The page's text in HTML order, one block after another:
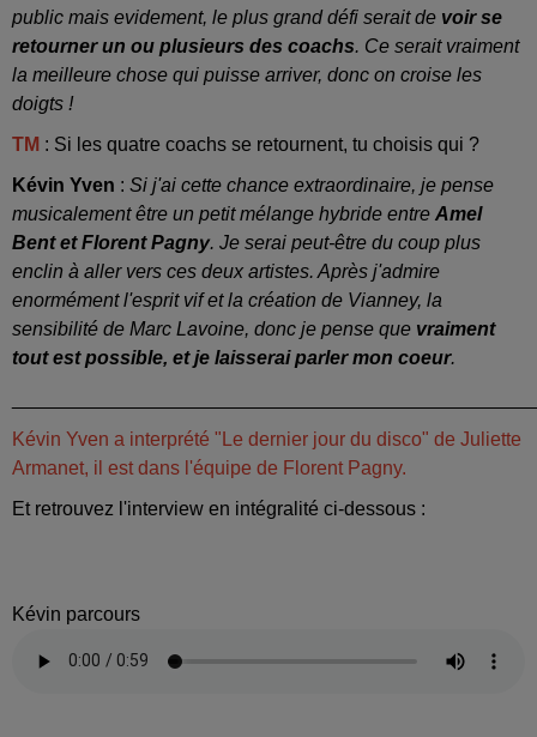
public mais evidement, le plus grand défi serait de voir se
retourner un ou plusieurs des coachs. Ce serait vraiment
la meilleure chose qui puisse arriver, donc on croise les
doigts !
TM : Si les quatre coachs se retournent, tu choisis qui ?
Kévin Yven : Si j'ai cette chance extraordinaire, je pense
musicalement être un petit mélange hybride entre Amel
Bent et Florent Pagny. Je serai peut-être du coup plus
enclin à aller vers ces deux artistes. Après j'admire
enormément l'esprit vif et la création de Vianney, la
sensibilité de Marc Lavoine, donc je pense que vraiment
tout est possible, et je laisserai parler mon coeur.
Kévin Yven a interprété "Le dernier jour du disco" de Juliette
Armanet, il est dans l'équipe de Florent Pagny.
Et retrouvez l'interview en intégralité ci-dessous :
Kévin parcours